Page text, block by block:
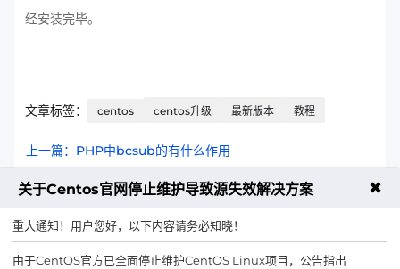
经安装完毕。
文章标签： centos centos升级 最新版本 教程
上一篇：PHP中bcsub的有什么作用
下一篇：云计算的现状与未来发展前景
关于Centos官网停止维护导致源失效解决方案 ✖
重大通知！用户您好，以下内容请务必知晓！
由于CentOS官方已全面停止维护CentOS Linux项目，公告指出